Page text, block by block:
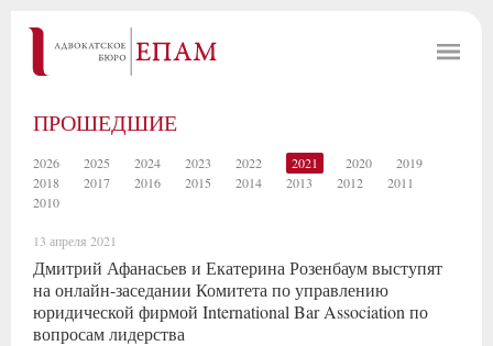
ПРОШЕДШИЕ
2026 2025 2024 2023 2022 2021 2020
2019
2018
2017 2016 2015 2014 2013 2012
2011
2010
13 апреля 2021
Дмитрий Афанасьев и Екатерина Розенбаум выступят
на онлайн-заседании Комитета по управлению
юридической фирмой International Bar Association по
вопросам лидерства